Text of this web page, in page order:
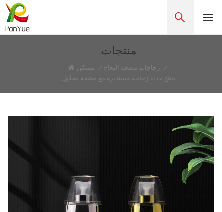
منتجات
مسكن / زجاجات مضخة البخاخ
/
منتج جديد زجاجة مستديرة مع مضخة محلول